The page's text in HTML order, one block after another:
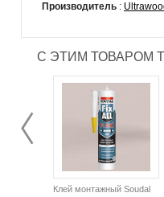
Производитель :
С ЭТИМ ТОВАРОМ
Клей монтажный Soudal